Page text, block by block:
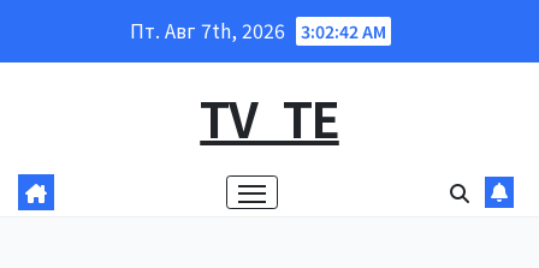
Пт. Авг 7th, 2026 3:02:43 AM
TV_TE